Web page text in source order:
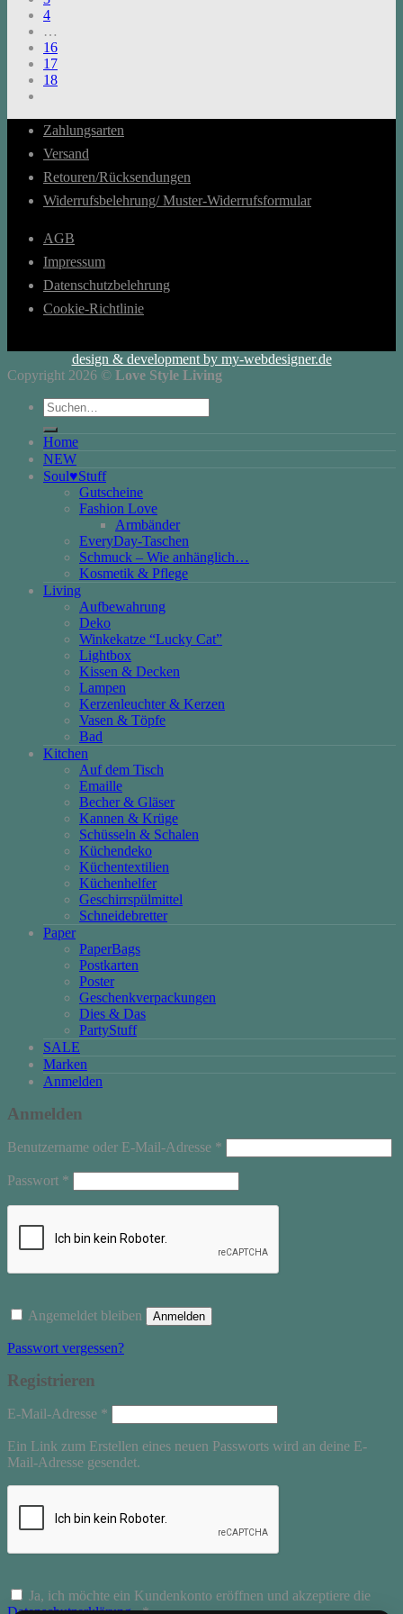
4
…
16
17
18
Zahlungsarten
Versand
Retouren/Rücksendungen
Widerrufsbelehrung/ Muster-Widerrufsformular
AGB
Impressum
Datenschutzbelehrung
Cookie-Richtlinie
design & development by my-webdesigner.de
Copyright 2026 © Love Style Living
Suchen
nach:
Home
NEW
Soul♥Stuff
Gutscheine
Fashion Love
Armbänder
EveryDay-Taschen
Schmuck – Wie anhänglich…
Kosmetik & Pflege
Living
Aufbewahrung
Deko
Winkekatze “Lucky Cat”
Lightbox
Kissen & Decken
Lampen
Kerzenleuchter & Kerzen
Vasen & Töpfe
Bad
Kitchen
Auf dem Tisch
Emaille
Becher & Gläser
Kannen & Krüge
Schüsseln & Schalen
Küchendeko
Küchentextilien
Küchenhelfer
Geschirrspülmittel
Schneidebretter
Paper
PaperBags
Postkarten
Poster
Geschenkverpackungen
Dies & Das
PartyStuff
SALE
Marken
Anmelden
Anmelden
Benutzername oder E-Mail-Adresse *
Passwort *
Angemeldet bleiben Anmelden
Passwort vergessen?
Registrieren
E-Mail-Adresse *
Ein Link zum Erstellen eines neuen Passworts wird an deine E-
Mail-Adresse gesendet.
Ja, ich möchte ein Kundenkonto eröffnen und akzeptiere die
Erforderlich